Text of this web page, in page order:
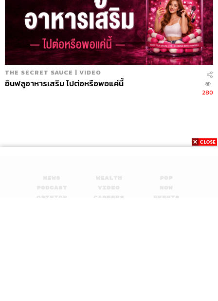
THE SECRET SAUCE | VIDEO
อินฟลูอาหารเสริม ไปต่อหรือพอแค่นี้
280
Opinion
Careers
Events